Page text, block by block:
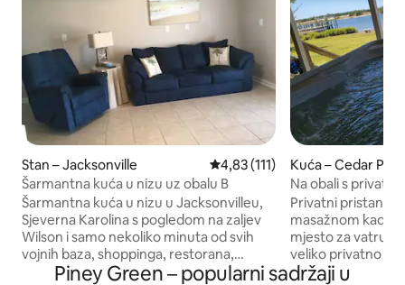
Stan – Jacksonville Prosječna ocjena: 4,83/5,
4,83 (111)
Šarmantna kuća u nizu uz obalu B
Šarmantna kuća u nizu u Jacksonvilleu,
Sjeverna Karolina s pogledom na zaljev
Wilson i samo nekoliko minuta od svih
vojnih baza, shoppinga, restorana,
teretane Planet Fitness, parkova i oko 20
Kuća – Cedar
Na obali s
masažnom
plivanje
Privatni
masažnom
mjesto za vatru,
veliko privatno
PONESITE SVOJ
Piney Green – popularni sadržaji u